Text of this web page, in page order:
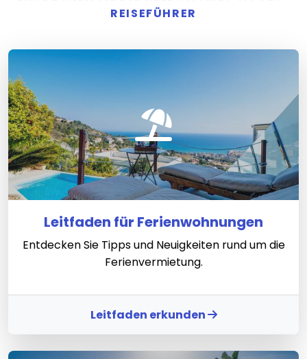
REISEFÜHRER
Leitfaden für Ferienwohnungen
Entdecken Sie Tipps und Neuigkeiten rund um die
Ferienvermietung.
Leitfaden erkunden